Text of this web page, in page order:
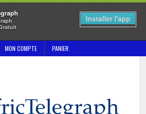
Installer l'app
MON COMPTE PANIER